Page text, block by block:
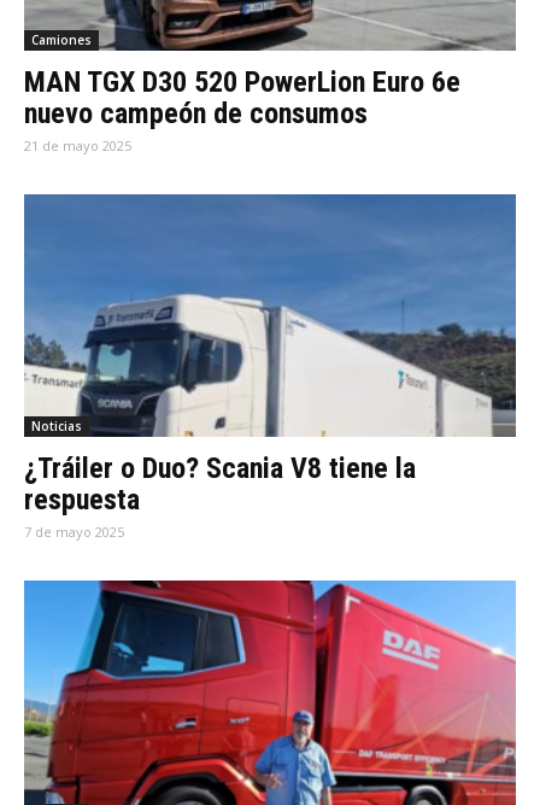
Camiones
MAN TGX D30 520 PowerLion Euro 6e
nuevo campeón de consumos
21 de mayo 2025
Noticias
¿Tráiler o Duo? Scania V8 tiene la
respuesta
7 de mayo 2025